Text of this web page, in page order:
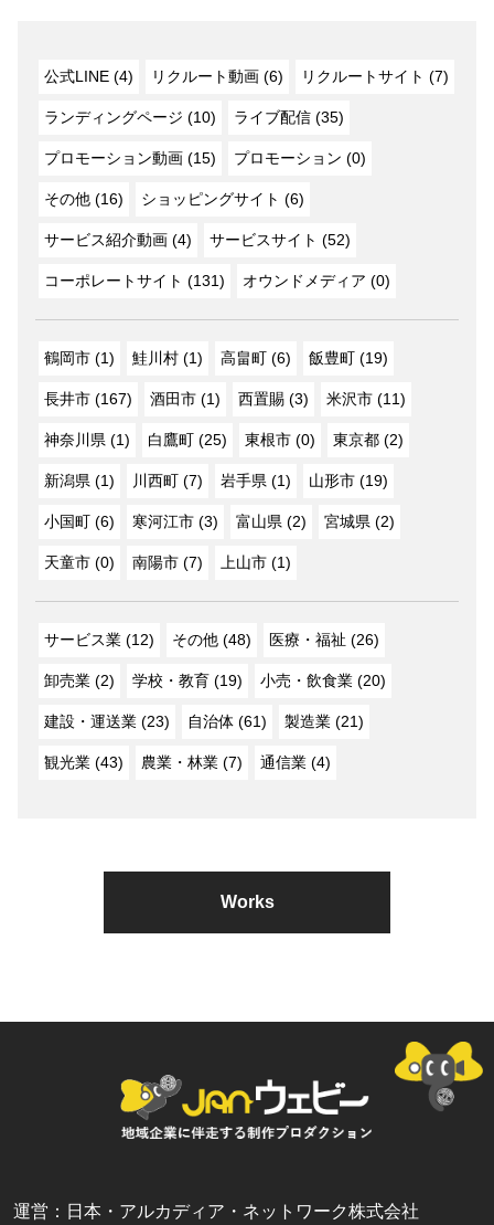
公式LINE (4) リクルート動画 (6) リクルートサイト (7)
ランディングページ (10) ライブ配信 (35)
プロモーション動画 (15) プロモーション (0)
その他 (16) ショッピングサイト (6)
サービス紹介動画 (4) サービスサイト (52)
コーポレートサイト (131) オウンドメディア (0)
鶴岡市 (1) 鮭川村 (1) 高畠町 (6) 飯豊町 (19)
長井市 (167) 酒田市 (1) 西置賜 (3) 米沢市 (11)
神奈川県 (1) 白鷹町 (25) 東根市 (0) 東京都 (2)
新潟県 (1) 川西町 (7) 岩手県 (1) 山形市 (19)
小国町 (6) 寒河江市 (3) 富山県 (2) 宮城県 (2)
天童市 (0) 南陽市 (7) 上山市 (1)
サービス業 (12) その他 (48) 医療・福祉 (26)
卸売業 (2) 学校・教育 (19) 小売・飲食業 (20)
建設・運送業 (23) 自治体 (61) 製造業 (21)
観光業 (43) 農業・林業 (7) 通信業 (4)
Works
運営：日本・アルカディア・ネットワーク株式会社